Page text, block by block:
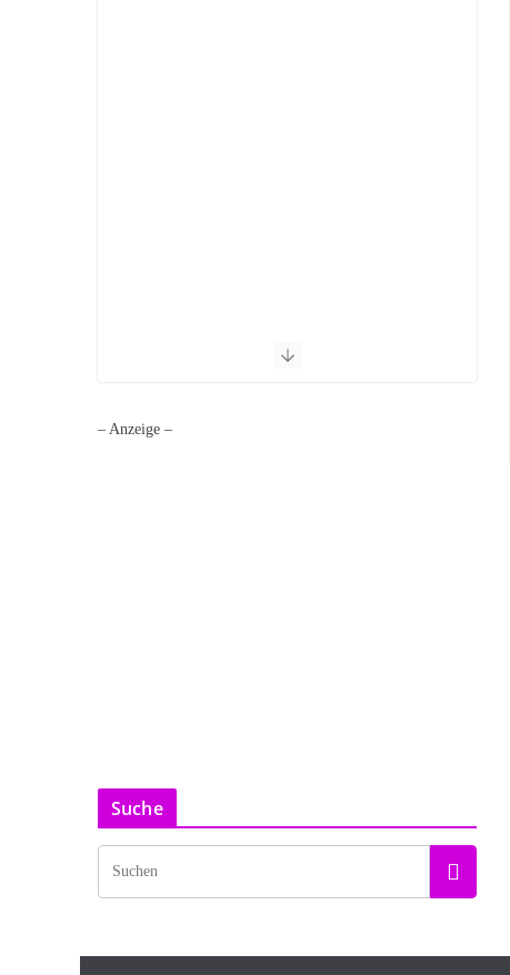
– Anzeige –
Suche